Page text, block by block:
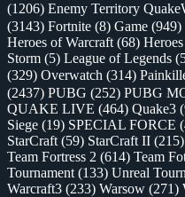
(1206) Enemy Territory
(3143) Fortnite (8) Game (949)
Heroes of Warcraft (68)
Storm (5) League of Legends
(329) Overwatch (314)
(2437) PUBG (252) PUBG
QUAKE LIVE (464) Quake3
Siege (19) SPECIAL FORCE
StarCraft (59) StarCraft II (215)
Team Fortress 2 (614) Team
Tournament (133) Unreal
Warcraft3 (233) Warsow (271)